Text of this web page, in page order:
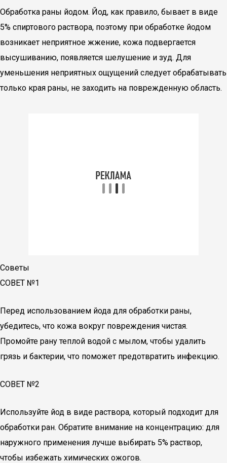
Обработка раны йодом. Йод, как правило, бывает в виде
5% спиртового раствора, поэтому при обработке йодом
возникает неприятное жжение, кожа подвергается
высушиванию, появляется шелушение и зуд. Для
уменьшения неприятных ощущений следует обрабатывать
только края раны, не заходить на поврежденную область.
Советы
СОВЕТ №1
Перед использованием йода для обработки раны,
убедитесь, что кожа вокруг повреждения чистая.
Промойте рану теплой водой с мылом, чтобы удалить
грязь и бактерии, что поможет предотвратить инфекцию.
СОВЕТ №2
Используйте йод в виде раствора, который подходит для
обработки ран. Обратите внимание на концентрацию: для
наружного применения лучше выбирать 5% раствор,
чтобы избежать химических ожогов.